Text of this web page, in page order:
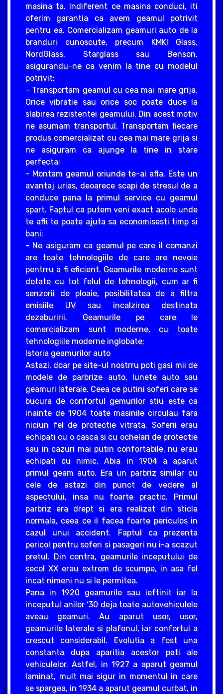
masina ta. Indiferent ce masina conduci, iti
oferim garantia ca avem geamul potrivit
pentru ea. Comercializam geamuri auto de la
branduri cunoscute, precum KMKI Glass,
NordGlass, Starglass sau Benson,
asigurandu-ne ca venim la tine cu modelul
potrivit;
- Transportam geamul cu cea mai mare grija.
Orice vibratie sau orice soc poate duce la
slabirea rezistentei geamului. Din acest motiv
ne asumam transportul. Transportam fiecare
produs comercializat cu cea mai mare grija si
ne asiguram ca ajunge la tine in stare
perfecta;
- Montam geamul oriunde te-ai afla. Este un
avantaj urias, deoarece scapi de stresul de a
conduce pana la primul service cu geamul
spart. Faptul ca putem veni exact acolo unde
te afli te poate ajuta sa economisesti timp si
bani;
- Ne asiguram ca geamul pe care il comanzi
are toate tehnologiile de care are nevoie
pentrru a fi eficient. Geamurile moderne sunt
dotate cu tot felul de tehnologii, cum ar fi
senzorii de ploaie, posibilitatea de a filtra
emisiile UV sau incalzirea destinata
dezaburirii. Geamurile pe care le
comercializam sunt moderne, cu toate
tehnologiile moderne inglobate;
Istoria geamurilor auto
Astazi, doar pe site-ul nostrru poti gasi mii de
modele de parbrize auto, lunete auto sau
geamuri laterale. Ceea ce putini soferi care se
bucura de confortul gemurilor stiu este ca
inainte de 1904 toate masinile circulau fara
niciun fel de protectie vitrata. Soferii erau
echipati cu o casca si cu ochelari de protectie
sau in cazuri mai putin confortabile, nu erau
echipati cu nimic. Abia in 1904 a aparut
primul geam auto. Era un parbriz similar cu
cele de astazi din punct de vedere al
aspectului, insa nu foarte practic. Primul
parbriz era drept si era realizat din sticla
normala, ceea ce il facea foarte periculos in
cazul unui accident. Faptul ca prezenta
pericol pentru soferi si pasageri nu i-a scazut
pretul. Din contra, geamurile inceputului de
secol XX erau extrem de scumpe, in asa fel
incat nimeni nu si le permitea.
Pana in 1920 geamurile sau ieftinit iar la
inceputul anilor ‘30 deja toate autovehiculele
aveau geamuri. Au aparut usor, usor,
geamurile laterale si plafonul, iar confortul a
crescut considerabil. Evolutia a fost una
constanta dupa aparitia acestor pati ale
vehiculelor. Astfel, in 1927 a aparut geamul
laminat, mult mai sigur in momentul in care
se spargea, in 1934 a aparut geamul curbat, in